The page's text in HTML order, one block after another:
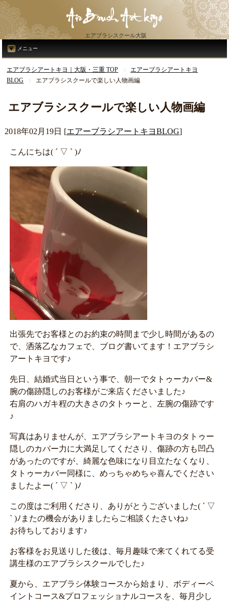
エアブラシスクール大阪
メニュー
エアブラシアートキヨ｜大阪・三重 TOP
エアーブラシアートキヨ
BLOG
エアブラシスクールで楽しい人物画編
エアブラシスクールで楽しい人物画編
2018年02月19日 [エアーブラシアートキヨBLOG]
こんにちは( ´ ▽ ` )ﾉ
出張先でお客様とのお約束の時間まで少し時間があるの
で、洒落乙なカフェで、ブログ書いてます！エアブラシ
アートキヨです♪
先日、結婚式当日という事で、朝一でタトゥーカバー&
腕の傷跡隠しのお客様がご来店くださいました♪
右肩のハガキ程の大きさのタトゥーと、左腕の傷跡です
♪
写真はありませんが、エアブラシアートキヨのタトゥー
隠しのカバー力に大満足してくださり、傷跡の方も凹凸
があったのですが、綺麗な色味になり目立たなくなり、
タトゥーカバー同様に、めっちゃめちゃ喜んでください
ましたよー( ´ ▽ ` )ﾉ
この度はご利用くださり、ありがとうございました( ´ ▽
` )ﾉまたの機会がありましたらご相談くたさいね♪
お待ちしております♪
お客様をお見送りした後は、毎月趣味で来てくれてる受
講生様のエアブラシスクールでした♪
夏から、エアブラシ体験コースから始まり、ボディーペ
イントコース&プロフェッショナルコースを、毎月少し